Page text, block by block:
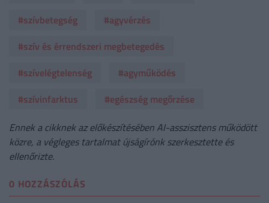
#szívbetegség
#agyvérzés
#szív és érrendszeri megbetegedés
#szívelégtelenség
#agyműködés
#szívinfarktus
#egészség megőrzése
Ennek a cikknek az előkészítésében AI-asszisztens működött
közre, a végleges tartalmat újságírónk szerkesztette és
ellenőrizte.
0 HOZZÁSZÓLÁS